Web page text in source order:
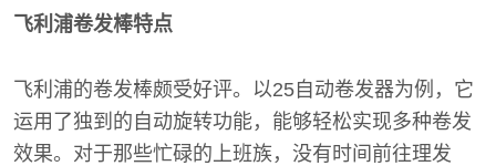
飞利浦卷发棒特点
飞利浦的卷发棒颇受好评。以25自动卷发器为例，它
运用了独到的自动旋转功能，能够轻松实现多种卷发
效果。对于那些忙碌的上班族，没有时间前往理发